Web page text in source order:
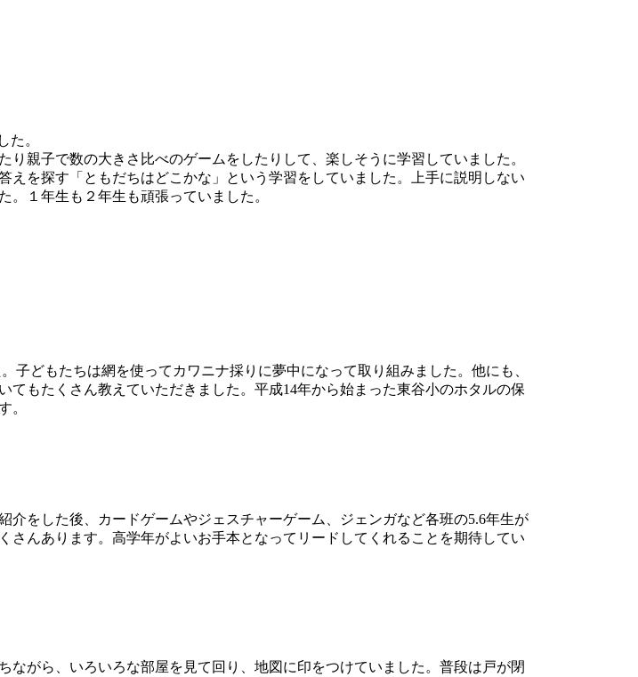
た。
親子で数の大きさ比べのゲームをしたりして、楽しそうに学習していました。
えを探す「ともだちはどこかな」という学習をしていました。上手に説明しない
１年生も２年生も頑張っていました。
どもたちは網を使ってカワニナ採りに夢中になって取り組みました。他にも、
もたくさん教えていただきました。平成14年から始まった東谷小のホタルの保
。
をした後、カードゲームやジェスチャーゲーム、ジェンガなど各班の5.6年生が
んあります。高学年がよいお手本となってリードしてくれることを期待してい
がら、いろいろな部屋を見て回り、地図に印をつけていました。普段は戸が閉